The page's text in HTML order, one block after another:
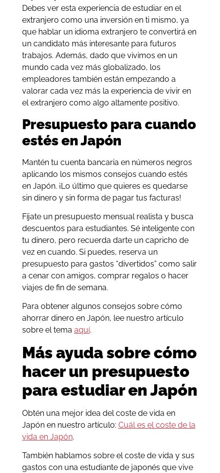
Debes ver esta experiencia de estudiar en el
extranjero como una inversión en ti mismo, ya
que hablar un idioma extranjero te convertirá en
un candidato más interesante para futuros
trabajos. Además, dado que vivimos en un
mundo cada vez más globalizado, los
empleadores también están empezando a
valorar cada vez más la experiencia de vivir en
el extranjero como algo altamente positivo.
Presupuesto para cuando
estés en Japón
Mantén tu cuenta bancaria en números negros
aplicando los mismos consejos cuando estés
en Japón. ¡Lo último que quieres es quedarse
sin dinero y sin forma de pagar tus facturas!
Fíjate un presupuesto mensual realista y busca
descuentos para estudiantes. Sé inteligente con
tu dinero, pero recuerda darte un capricho de
vez en cuando. Si puedes, reserva un
presupuesto para gastos “divertidos” como salir
a cenar con amigos, comprar regalos o hacer
viajes de fin de semana.
Para obtener algunos consejos sobre cómo
ahorrar dinero en Japón, lee nuestro artículo
sobre el tema aquí.
Más ayuda sobre cómo
hacer un presupuesto
para estudiar en Japón
Obtén una mejor idea del coste de vida en
Japón en nuestro artículo: Cuál es el coste de la
vida en Japón.
También hablamos sobre el coste de vida y sus
gastos con una estudiante de japonés que vive